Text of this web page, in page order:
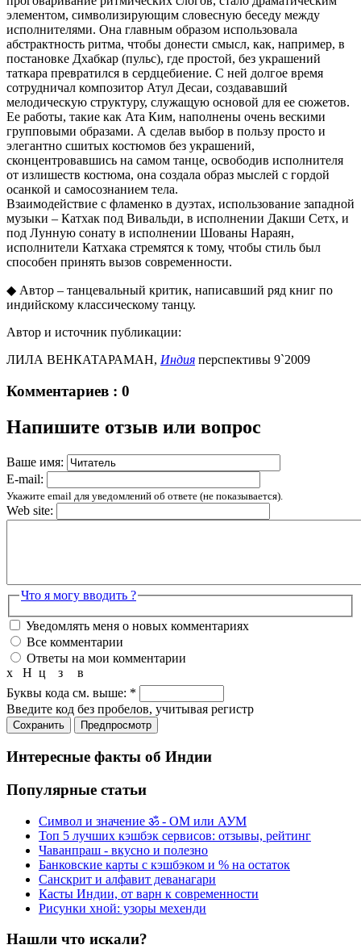
элементом, символизирующим словесную беседу между
исполнителями. Она главным образом использовала
абстрактность ритма, чтобы донести смысл, как, например, в
постановке Дхабкар (пульс), где простой, без украшений
таткара превратился в сердцебиение. С ней долгое время
сотрудничал композитор Атул Десаи, создававший
мелодическую структуру, служащую основой для ее сюжетов.
Ее работы, такие как Ата Ким, наполнены очень вескими
групповыми образами. А сделав выбор в пользу просто и
элегантно сшитых костюмов без украшений,
сконцентровавшись на самом танце, освободив исполнителя
от излишеств костюма, она создала образ мыслей с гордой
осанкой и самосознанием тела.
Взаимодействие с фламенко в дуэтах, использование западной
музыки – Катхак под Вивальди, в исполнении Дакши Сетх, и
под Лунную сонату в исполнении Шованы Нараян,
исполнители Катхака стремятся к тому, чтобы стиль был
способен принять вызов современности.
◆ Автор – танцевальный критик, написавший ряд книг по
индийскому классическому танцу.
Автор и источник публикации:
ЛИЛА ВЕНКАТАРАМАН, Индия перспективы 9`2009
Комментариев : 0
Напишите отзыв или вопрос
Ваше имя:
E-mail:
Укажите email для уведомлений об ответе (не показывается).
Web site:
Что я могу вводить ?
Уведомлять меня о новых комментариях
Все комментарии
Ответы на мои комментарии
х
Н в
з
ц
Буквы кода см. выше: *
Введите код без пробелов, учитывая регистр
Интересные факты об Индии
Популярные статьи
Символ и значение ॐ - ОМ или АУМ
Топ 5 лучших кэшбэк сервисов: отзывы, рейтинг
Чаванпраш - вкусно и полезно
Банковские карты с кэшбэком и % на остаток
Санскрит и алфавит деванагари
Касты Индии, от варн к современности
Рисунки хной: узоры мехенди
Нашли что искали?